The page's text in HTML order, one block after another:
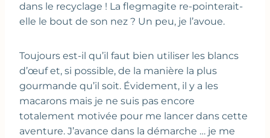
dans le recyclage ! La flegmagite re-pointerait-
elle le bout de son nez ? Un peu, je l’avoue.
Toujours est-il qu’il faut bien utiliser les blancs
d’œuf et, si possible, de la manière la plus
gourmande qu’il soit. Évidement, il y a les
macarons mais je ne suis pas encore
totalement motivée pour me lancer dans cette
aventure. J’avance dans la démarche … je me